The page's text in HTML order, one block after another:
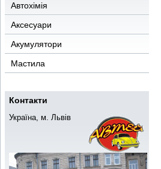
Автохімія
Аксесуари
Акумулятори
Мастила
Контакти
Україна, м. Львів